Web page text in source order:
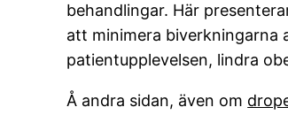
behandlingar. Här
att minimera biverkningarna
patientupplevelsen, lindra
Å andra sidan, även om